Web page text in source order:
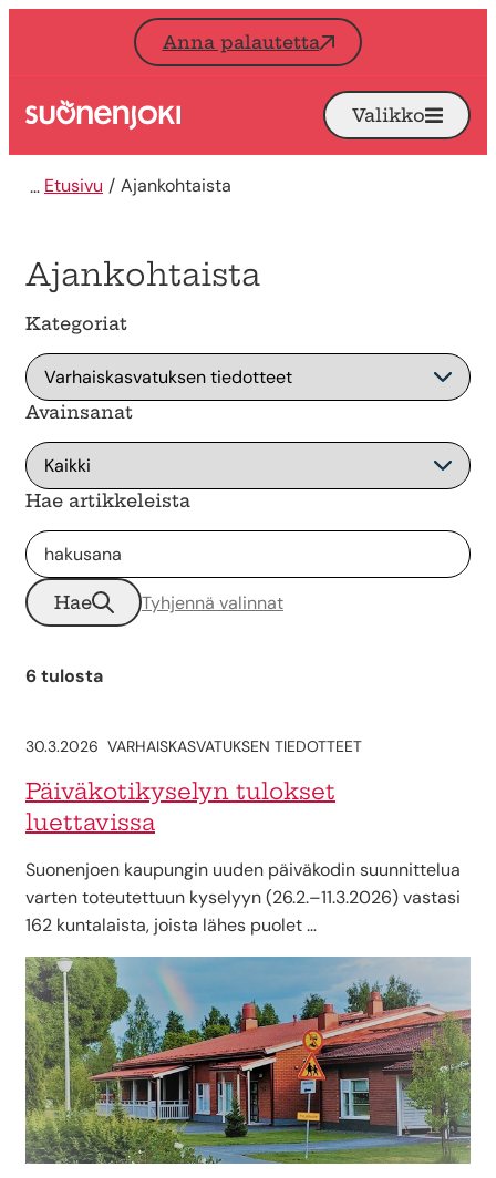
Siirry sisältöön
Anna palautetta
Etusivu Avaa
Valikko
Etusivu Ajankohtaista
Ajankohtaista
Kategoriat
Avainsanat
Hae artikkeleista
Hae Tyhjennä valinnat
6 tulosta
30.3.2026 VARHAISKASVATUKSEN TIEDOTTEET
Päiväkotikyselyn tulokset
luettavissa
Suonenjoen kaupungin uuden päiväkodin suunnittelua
varten toteutettuun kyselyyn (26.2.–11.3.2026) vastasi
162 kuntalaista, joista lähes puolet …